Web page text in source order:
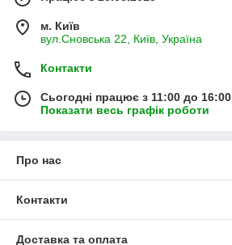
м. Київ
вул.Сновська 22, Київ, Україна
Контакти
Сьогодні працює з 11:00 до 16:00
Показати весь графік роботи
Про нас
Контакти
Доставка та оплата